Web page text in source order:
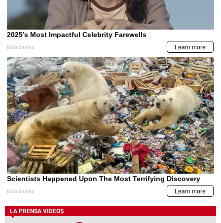
LA PRENSA VIDEOS